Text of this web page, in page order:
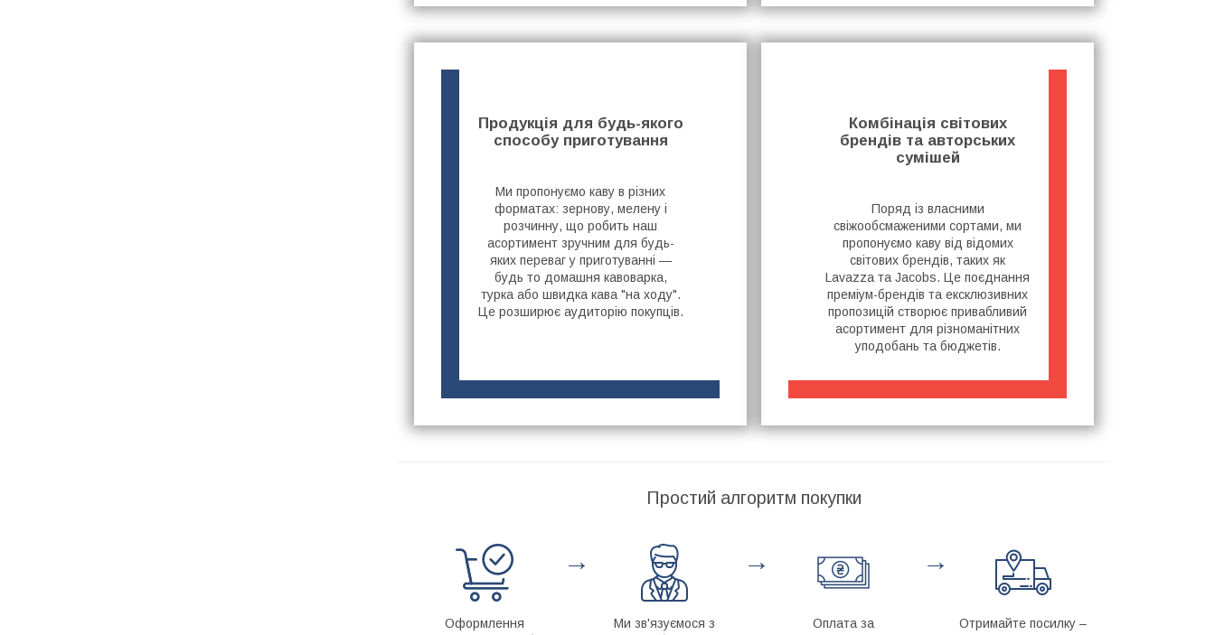
Продукція для будь-якого
способу приготування
Ми пропонуємо каву в різних
форматах: зернову, мелену і
розчинну, що робить наш
асортимент зручним для будь-
яких переваг у приготуванні —
будь то домашня кавоварка,
турка або швидка кава "на ходу".
Це розширює аудиторію покупців.
Комбінація світових
брендів та авторських
сумішей
Поряд із власними
свіжообсмаженими сортами, ми
пропонуємо каву від відомих
світових брендів, таких як
Lavazza та Jacobs. Це поєднання
преміум-брендів та ексклюзивних
пропозицій створює привабливий
асортимент для різноманітних
уподобань та бюджетів.
Простий алгоритм покупки
Оформлення
→
Ми зв'язуємося з
→
Оплата за
→
Отримайте посилку –